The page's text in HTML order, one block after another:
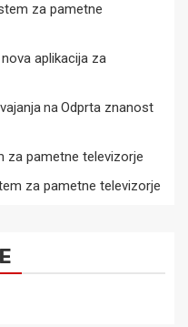
za pametne
aplikacija za
na Odprta znanost
za pametne televizorje
za pametne televizorje